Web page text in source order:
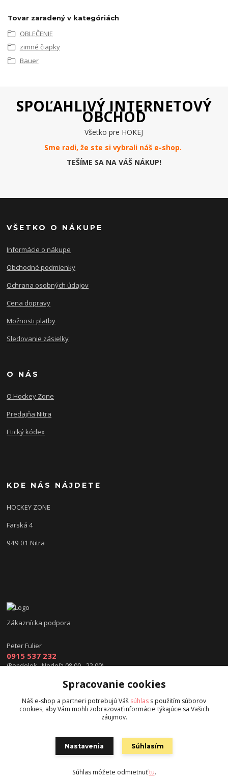
Tovar zaradený v kategóriách
OBLEČENIE
zimné čiapky
Bauer
SPOĽAHLIVÝ INTERNETOVÝ
OBCHOD
Všetko pre HOKEJ
Sme radi, že ste si vybrali náš e-shop.
TEŠÍME SA NA VÁŠ NÁKUP!
VŠETKO O NÁKUPE
Informácie o nákupe
Obchodné podmienky
Ochrana osobných údajov
Cena dopravy
Možnosti platby
Sledovanie zásielky
O NÁS
O Hockey Zone
Predajňa Nitra
Etický kódex
KDE NÁS NÁJDETE
HOCKEY ZONE
Farská 4
949 01 Nitra
Zákaznícka podpora
Peter Fulier
0915 537 232
(Pondelok - Nedeľa 08.00 - 22.00)
info@hokejexpert.sk
Vytvorené na
Eshop-rychlo.sk
Spracovanie cookies
Náš e-shop a partneri potrebujú Váš súhlas s použitím súborov
cookies, aby Vám mohli zobrazovať informácie týkajúce sa Vašich
záujmov.
Nastavenia Súhlasím
Súhlas môžete odmietnuťtu.